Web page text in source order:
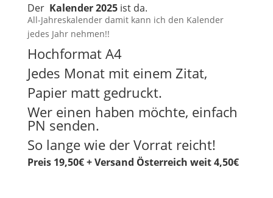
Der Kalender 2025ist da.
All-Jahreskalender damit kann ich den Kalender
jedes Jahr nehmen!!
Hochformat A4
Jedes Monat mit einem Zitat,
Papier matt gedruckt.
Wer einen haben möchte, einfach
PN senden.
So lange wie der Vorrat reicht!
Preis 19,50€ + Versand Österreich weit 4,50€